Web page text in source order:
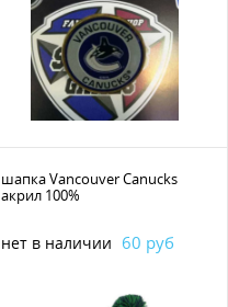
шапка Vancouver Canucks
акрил 100%
нет в наличии 60 руб